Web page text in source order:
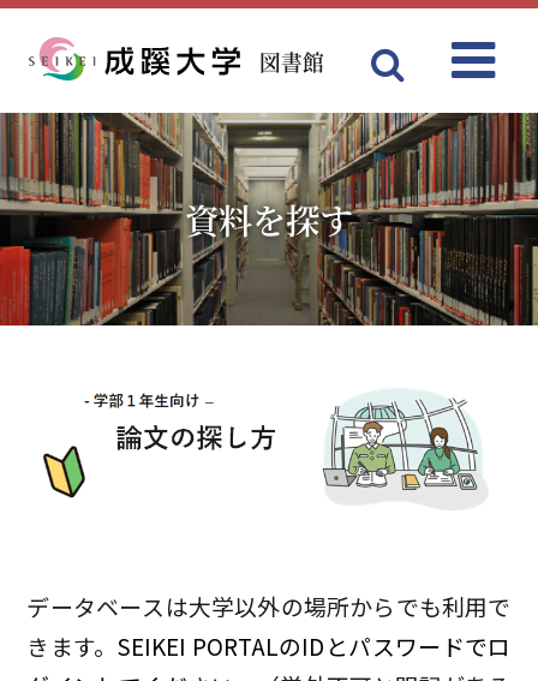
図書館
資料を探す
データベースは大学以外の場所からでも利用で
きます。 SEIKEI PORTALのIDとパスワードでロ